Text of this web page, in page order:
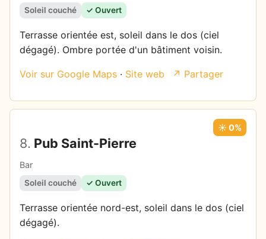
Soleil couché ✓ Ouvert
Terrasse orientée est, soleil dans le dos (ciel
dégagé). Ombre portée d'un bâtiment voisin.
Voir sur Google Maps · Site web ↗ Partager
8. Pub Saint-Pierre
Bar
☀️ 0%
Soleil couché ✓ Ouvert
Terrasse orientée nord-est, soleil dans le dos (ciel
dégagé).